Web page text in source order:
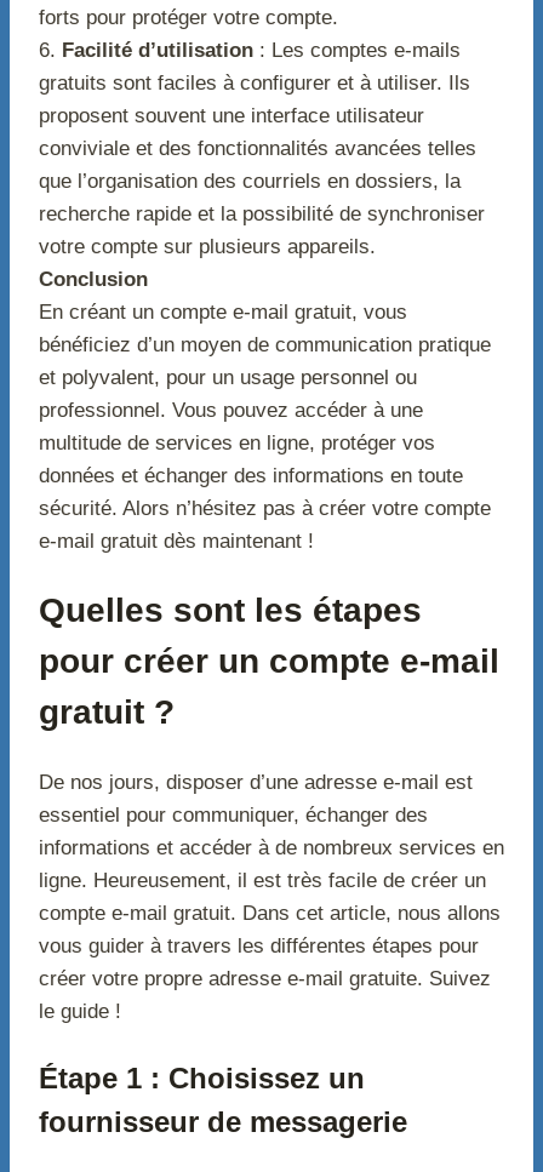
forts pour protéger votre compte.
6. Facilité d’utilisation : Les comptes e-mails
gratuits sont faciles à configurer et à utiliser. Ils
proposent souvent une interface utilisateur
conviviale et des fonctionnalités avancées telles
que l’organisation des courriels en dossiers, la
recherche rapide et la possibilité de synchroniser
votre compte sur plusieurs appareils.
Conclusion
En créant un compte e-mail gratuit, vous
bénéficiez d’un moyen de communication pratique
et polyvalent, pour un usage personnel ou
professionnel. Vous pouvez accéder à une
multitude de services en ligne, protéger vos
données et échanger des informations en toute
sécurité. Alors n’hésitez pas à créer votre compte
e-mail gratuit dès maintenant !
Quelles sont les étapes
pour créer un compte e-mail
gratuit ?
De nos jours, disposer d’une adresse e-mail est
essentiel pour communiquer, échanger des
informations et accéder à de nombreux services en
ligne. Heureusement, il est très facile de créer un
compte e-mail gratuit. Dans cet article, nous allons
vous guider à travers les différentes étapes pour
créer votre propre adresse e-mail gratuite. Suivez
le guide !
Étape 1 : Choisissez un
fournisseur de messagerie